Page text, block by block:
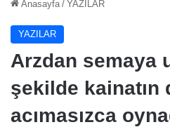
Anasayfa / YAZILAR
YAZILAR
Arzdan semaya
şekilde kainatın
acımasızca